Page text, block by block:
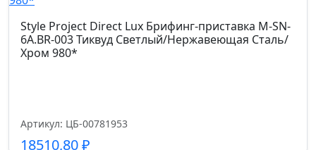
Style Project Direct Lux Брифинг-приставка M-SN-
6A.BR-003 Тиквуд Светлый/Нержавеющая Сталь/
Хром 980*
Артикул: ЦБ-00781953
18510,80₽